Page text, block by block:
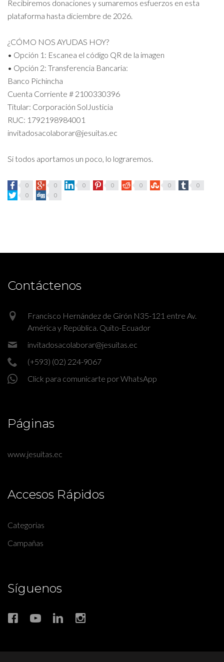
Recibiremos donaciones y sumaremos esfuerzos en esta
plataforma hasta diciembre de 2026.
¿CÓMO NOS AYUDAS HOY?
• Opción 1: Escanea el código QR de la imagen
• Opción 2: Transferencia Bancaria:
Banco Pichincha
Cuenta Corriente # 2100330396
Titular: Corporación SolJusticia
RUC: 1792198984001
invitadosacolaborar@jesuitas.ec
Si todos aportamos un poco, lo lograremos.
0 0 0 0 0 0
0
0
0
Contáctenos
Francisco Hernández de Girón N35-121 entre Av.
América y República. Quito-Ecuador
invitadosacolaborar@jesuitas.ec
(+593) (02) 224-9067
Click para comunicarte por WhatsApp
Páginas
www.jesuitas.ec
Accesos Rápidos
Categorias
Campañas
Síguenos